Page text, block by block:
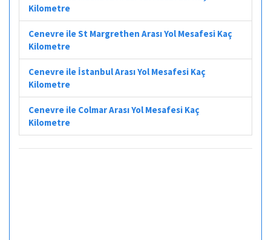
Kilometre
Cenevre ile St Margrethen Arası Yol Mesafesi Kaç
Kilometre
Cenevre ile İstanbul Arası Yol Mesafesi Kaç
Kilometre
Cenevre ile Colmar Arası Yol Mesafesi Kaç
Kilometre